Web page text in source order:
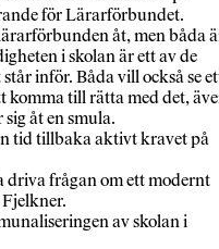
för Lärarförbundet.
åt, men båda
i skolan är ett av de
inför. Båda vill också se
till rätta med det,
åt en smula.
tid tillbaka aktivt kravet på
frågan om ett modernt
av skolan i